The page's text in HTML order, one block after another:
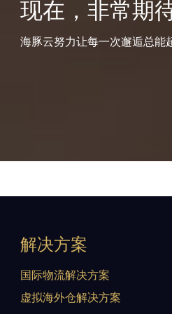
现在，非常期
海豚云努力让每一次邂逅总能
解决方案
国际物流解决方案
虚拟海外仓解决方案